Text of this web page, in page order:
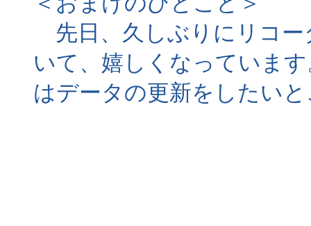
先日、久しぶりにリコー
いて、嬉しくなっていま
はデータの更新をしたい